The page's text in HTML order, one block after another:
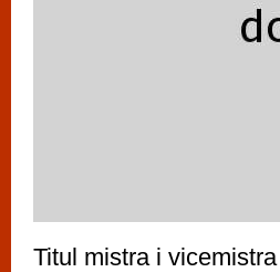
Titul mistra i